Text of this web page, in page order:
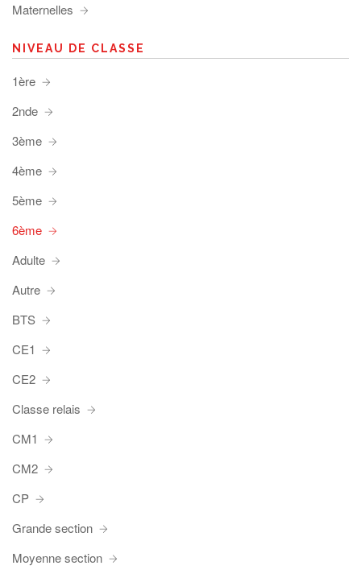
Maternelles
NIVEAU DE CLASSE
1ère
2nde
3ème
4ème
5ème
6ème
Adulte
Autre
BTS
CE1
CE2
Classe relais
CM1
CM2
CP
Grande section
Moyenne section